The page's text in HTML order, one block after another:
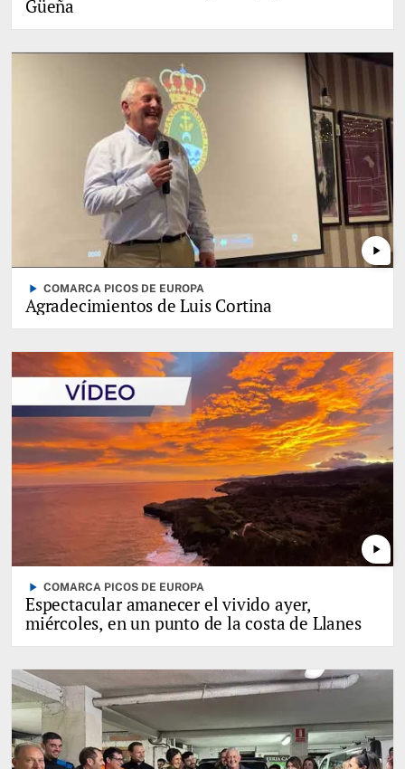
Güeña
play_arrow
play_arrow COMARCA PICOS DE EUROPA
Agradecimientos de Luis Cortina
play_arrow
play_arrow COMARCA PICOS DE EUROPA
Espectacular amanecer el vivido ayer,
miércoles, en un punto de la costa de Llanes